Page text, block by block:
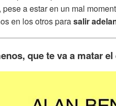
a estar en un mal
en los otros parasalir
que te va a matar